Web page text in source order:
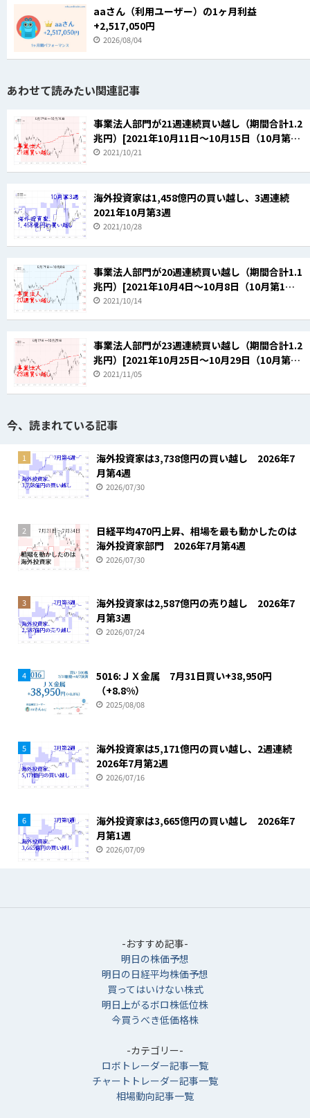
aaさん（利用ユーザー）の1ヶ月利益
+2,517,050円
2026/08/04
あわせて読みたい関連記事
事業法人部門が21週連続買い越し（期間合計1.2
兆円）[2021年10月11日～10月15日（10月第2
週）]
2021/10/21
海外投資家は1,458億円の買い越し、3週連続
2021年10月第3週
2021/10/28
事業法人部門が20週連続買い越し（期間合計1.1
兆円）[2021年10月4日～10月8日（10月第1
週）]
2021/10/14
事業法人部門が23週連続買い越し（期間合計1.2
兆円）[2021年10月25日～10月29日（10月第4
週）]
2021/11/05
今、読まれている記事
1
海外投資家は3,738億円の買い越し 2026年7
月第4週
2026/07/30
2
日経平均470円上昇、相場を最も動かしたのは
海外投資家部門 2026年7月第4週
2026/07/30
3
海外投資家は2,587億円の売り越し 2026年7
月第3週
2026/07/24
4
5016:ＪＸ金属 7月31日買い+38,950円
（+8.8%）
2025/08/08
5
海外投資家は5,171億円の買い越し、2週連続
2026年7月第2週
2026/07/16
6
海外投資家は3,665億円の買い越し 2026年7
月第1週
2026/07/09
-おすすめ記事-
明日の株価予想
明日の日経平均株価予想
買ってはいけない株式
明日上がるボロ株低位株
今買うべき低価格株
-カテゴリー-
ロボトレーダー記事一覧
チャートトレーダー記事一覧
相場動向記事一覧